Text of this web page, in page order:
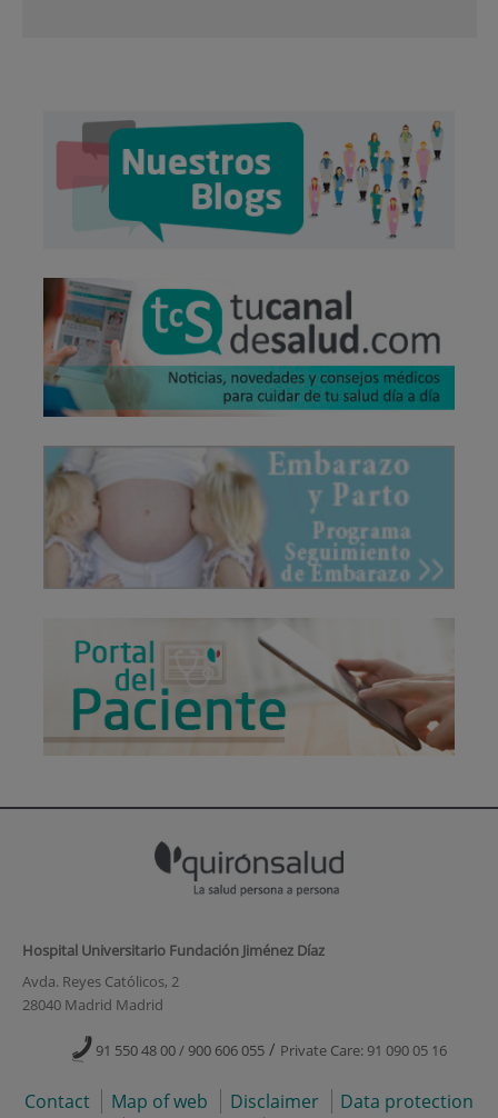
Hospital Universitario Fundación Jiménez Díaz
Avda. Reyes Católicos, 2
28040 Madrid Madrid
91 550 48 00 / 900 606 055 / Private Care: 91 090 05 16
Contact Map of web Disclaimer
Data protection